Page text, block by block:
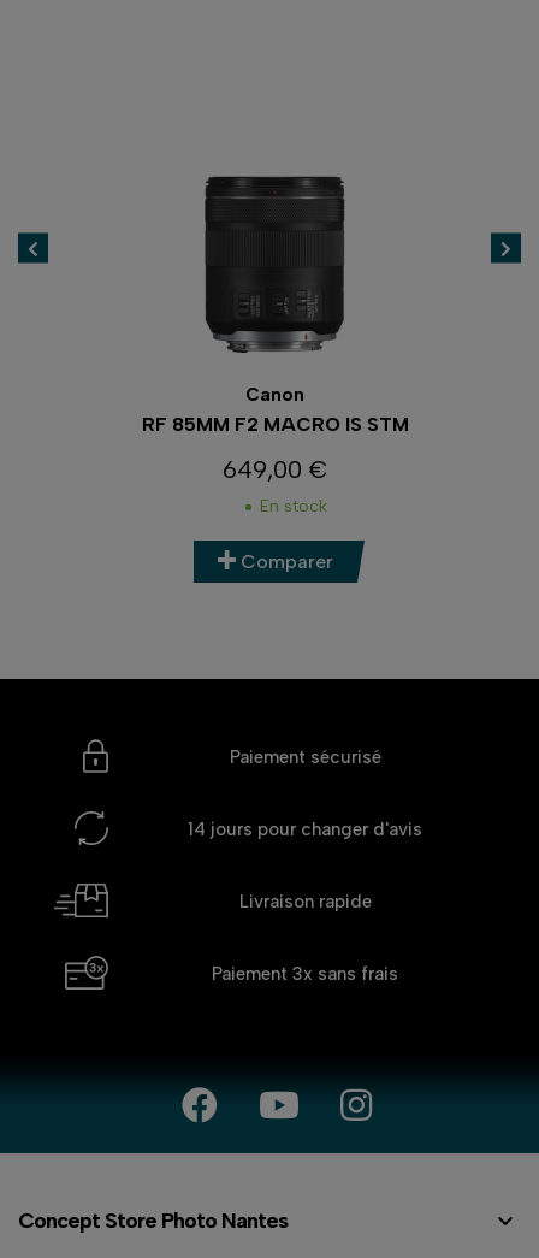
Canon
RF 85MM F2 MACRO IS STM
Prix
649,00 €
En stock
Comparer
Paiement sécurisé
14 jours pour changer d'avis
Livraison rapide
Paiement 3x sans frais
Concept Store Photo Nantes 